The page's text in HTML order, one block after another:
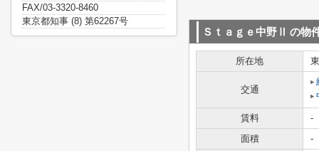
Ｓｔａｇｅ中野Ⅱ の物
所在地
交通
賃料
-
面積
-
FAX/03-3320-8460
東京都知事 (8) 第62267号